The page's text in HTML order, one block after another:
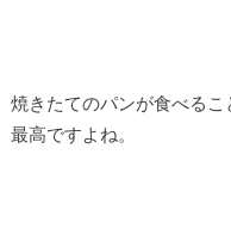
焼きたてのパンが食べるこ
最高ですよね。